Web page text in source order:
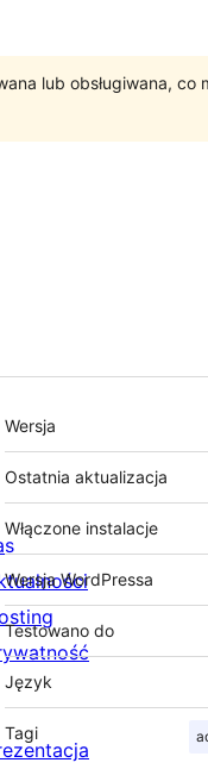
lub obsługiwana, co
Meta
Wersja
Ostatnia aktualizacja
Włączone instalacje
Wersja WordPressa
Testowano do
Język
Tagi